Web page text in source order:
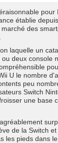
pour
établie
des
laquelle un
deux console
U le nombre
peu
Switch
une base
de la Switch
les pieds dans